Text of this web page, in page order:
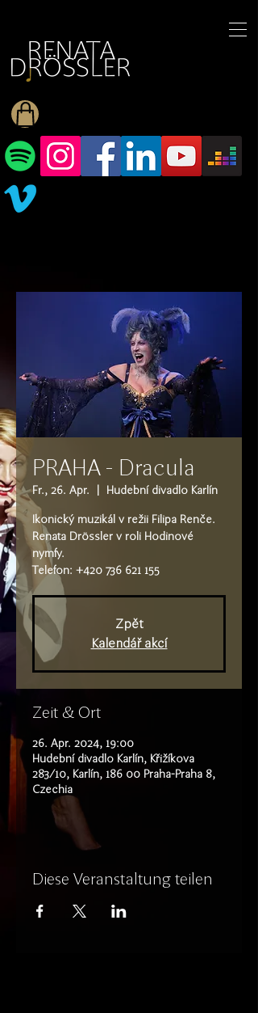
PRAHA - Dracula
Fr., 26. Apr. Hudební divadlo Karlín
Ikonický muzikál v režii Filipa Renče.
Renata Drössler v roli Hodinové
nymfy.
Telefon: +420 736 621 155
Zpět
Kalendář akcí
Zeit & Ort
26. Apr. 2024, 19:00
Hudební divadlo Karlín, Křižíkova
283/10, Karlín, 186 00 Praha-Praha 8,
Czechia
Diese Veranstaltung teilen